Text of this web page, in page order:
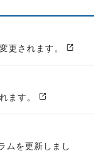
更されます。
ます。
ムを更新しまし